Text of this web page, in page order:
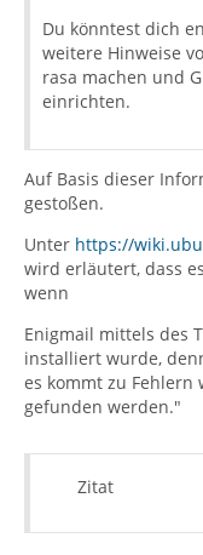
Du könntest dich
weitere Hinweise
rasa machen und
einrichten.
Auf Basis dieser
gestoßen.
Unter https://
wird erläutert, dass
wenn
Enigmail mittels des
installiert wurde,
es kommt zu Fehlern
gefunden werden."
Zitat